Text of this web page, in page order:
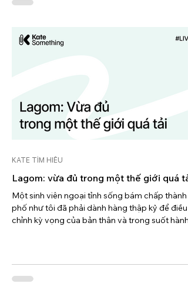
Lagom: vừa đủ trong một thế giới quá tải
Một sinh viên ngoại tỉnh sống bám chấp thành
phố như tôi đã phải dành hàng thập kỷ để điều
chỉnh kỳ vọng của bản thân và trong suốt hành
KATE TÌM HIỂU